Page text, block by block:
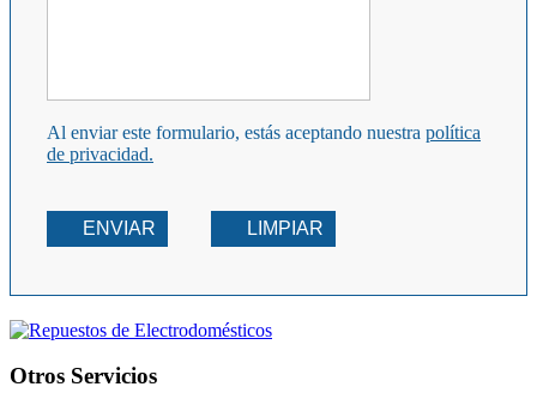
Al enviar este formulario, estás aceptando nuestra política
de privacidad.
ENVIAR LIMPIAR
Otros Servicios